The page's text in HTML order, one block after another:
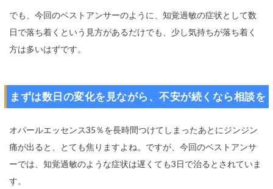
でも、今回のベストアンサーのように、知覚過敏の症状として数
日で落ち着くという見方があるだけでも、少し気持ちが落ち着く
方は多いはずです。
まずは数日の変化を見ながら、不安が続くなら相談を
オパールエッセンス35％を長時間つけてしまったあとにジンジン
痛が出ると、とても焦りますよね。ですが、今回のベストアンサ
ーでは、知覚過敏のような症状は遅くても3日で治るとされていま
す。